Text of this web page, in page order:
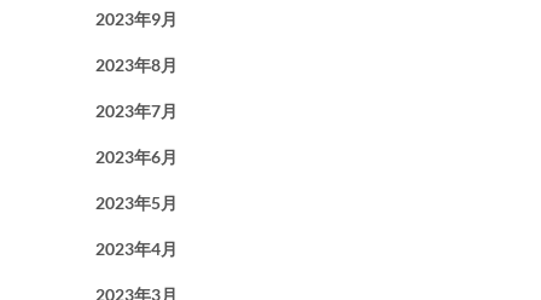
2023年9月
2023年8月
2023年7月
2023年6月
2023年5月
2023年4月
2023年3月